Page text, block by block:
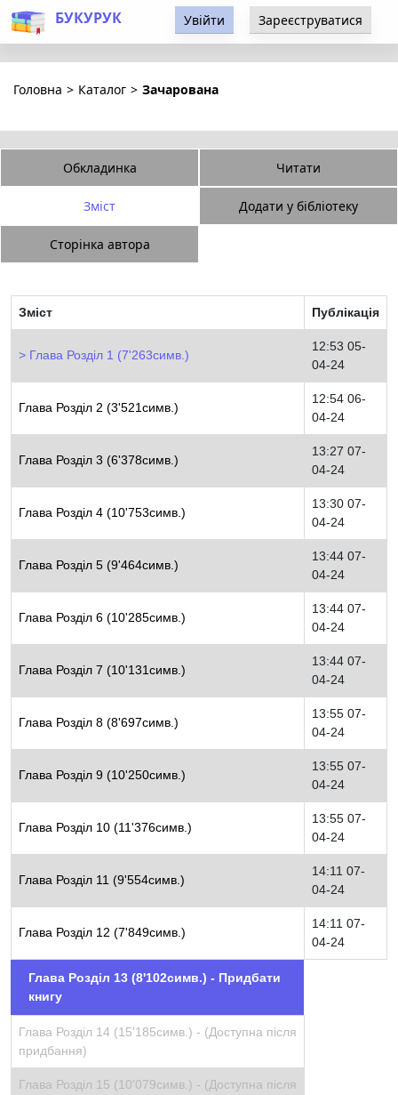
БУКУРУК Увійти Зареєструватися
Головна > Каталог > Зачарована
Обкладинка Читати
Зміст Додати у бібліотеку
Сторінка автора
Зміст Публікація
Глава Розділ 1 (7'263симв.)
12:53 05-
04-24
Глава Розділ 2 (3'521симв.)
12:54 06-
04-24
Глава Розділ 3 (6'378симв.)
13:27 07-
04-24
Глава Розділ 4 (10'753симв.)
13:30 07-
04-24
Глава Розділ 5 (9'464симв.)
13:44 07-
04-24
Глава Розділ 6 (10'285симв.)
13:44 07-
04-24
Глава Розділ 7 (10'131симв.)
13:44 07-
04-24
Глава Розділ 8 (8'697симв.)
13:55 07-
04-24
Глава Розділ 9 (10'250симв.)
13:55 07-
04-24
Глава Розділ 10 (11'376симв.)
13:55 07-
04-24
Глава Розділ 11 (9'554симв.)
14:11 07-
04-24
Глава Розділ 12 (7'849симв.)
14:11 07-
04-24
Глава Розділ 13 (8'102симв.) - Придбати
книгу
Глава Розділ 14 (15'185симв.) - (Доступна після
придбання)
Глава Розділ 15 (10'079симв.) - (Доступна після